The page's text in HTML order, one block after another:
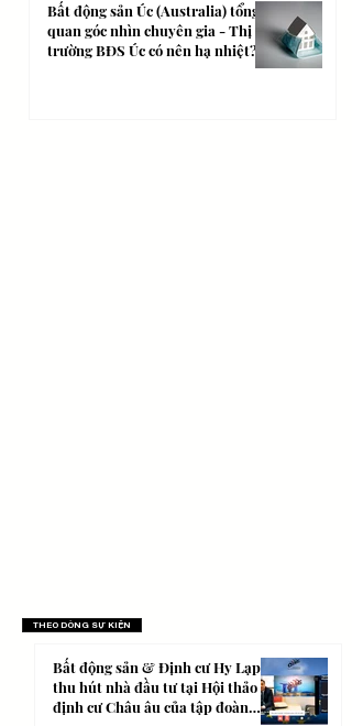
Bất động sản Úc (Australia) tổng
quan góc nhìn chuyên gia - Thị
trường BĐS Úc có nên hạ nhiệt?
THEO DÒNG SỰ KIỆN
Bất động sản & Định cư Hy Lạp
thu hút nhà đầu tư tại Hội thảo
định cư Châu âu của tập đoàn